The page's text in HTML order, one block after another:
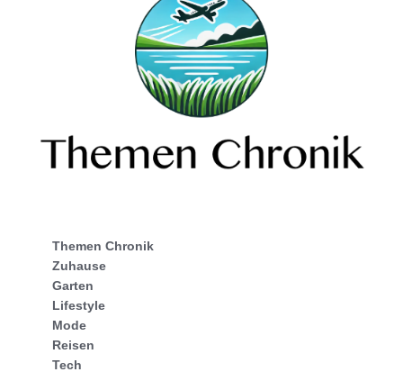
Themen Chronik
Zuhause
Garten
Lifestyle
Mode
Reisen
Tech